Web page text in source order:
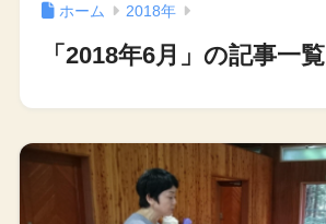
ホーム 2018年
「2018年6月」の記事一覧